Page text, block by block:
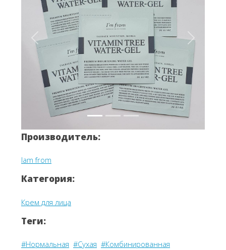
Вперёд Назад
Производитель:
Iam from
Категория:
Крем для лица
Теги:
#Нормальная #Сухая #Комбинированная